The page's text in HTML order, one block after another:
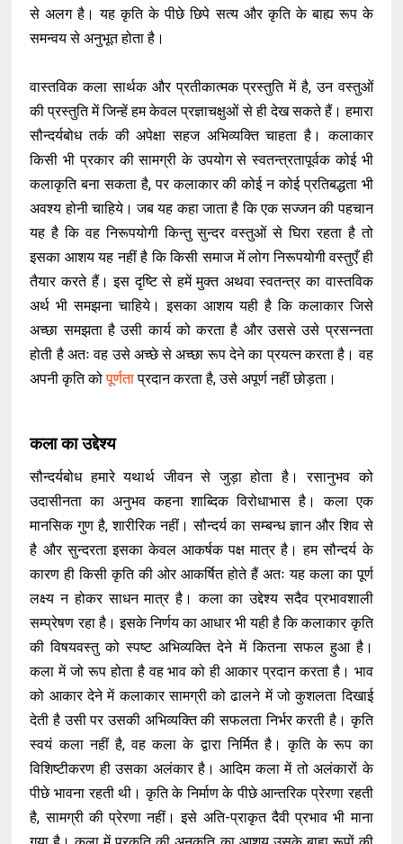
से अलग है। यह कृति के पीछे छिपे सत्य और कृति के बाह्य रूप के
समन्वय से अनुभूत होता है।
वास्तविक कला सार्थक और प्रतीकात्मक प्रस्तुति में है, उन वस्तुओं
की प्रस्तुति में जिन्हें हम केवल प्रज्ञाचक्षुओं से ही देख सकते हैं। हमारा
सौन्दर्यबोध तर्क की अपेक्षा सहज अभिव्यक्ति चाहता है। कलाकार
किसी भी प्रकार की सामग्री के उपयोग से स्वतन्त्रतापूर्वक कोई भी
कलाकृति बना सकता है, पर कलाकार की कोई न कोई प्रतिबद्धता भी
अवश्य होनी चाहिये। जब यह कहा जाता है कि एक सज्जन की पहचान
यह है कि वह निरूपयोगी किन्तु सुन्दर वस्तुओं से घिरा रहता है तो
इसका आशय यह नहीं है कि किसी समाज में लोग निरूपयोगी वस्तुएँ ही
तैयार करते हैं। इस दृष्टि से हमें मुक्त अथवा स्वतन्त्र का वास्तविक
अर्थ भी समझना चाहिये। इसका आशय यही है कि कलाकार जिसे
अच्छा समझता है उसी कार्य को करता है और उससे उसे प्रसन्नता
होती है अतः वह उसे अच्छे से अच्छा रूप देने का प्रयत्न करता है। वह
अपनी कृति कोपूर्णताप्रदान करता है, उसे अपूर्ण नहीं छोड़ता।
कला का उद्देश्य
सौन्दर्यबोध हमारे यथार्थ जीवन से जुड़ा होता है। रसानुभव को
उदासीनता का अनुभव कहना शाब्दिक विरोधाभास है। कला एक
मानसिक गुण है, शारीरिक नहीं। सौन्दर्य का सम्बन्ध ज्ञान और शिव से
है और सुन्दरता इसका केवल आकर्षक पक्ष मात्र है। हम सौन्दर्य के
कारण ही किसी कृति की ओर आकर्षित होते हैं अतः यह कला का पूर्ण
लक्ष्य न होकर साधन मात्र है। कला का उद्देश्य सदैव प्रभावशाली
सम्प्रेषण रहा है। इसके निर्णय का आधार भी यही है कि कलाकार कृति
की विषयवस्तु को स्पष्ट अभिव्यक्ति देने में कितना सफल हुआ है।
कला में जो रूप होता है वह भाव को ही आकार प्रदान करता है। भाव
को आकार देने में कलाकार सामग्री को ढालने में जो कुशलता दिखाई
देती है उसी पर उसकी अभिव्यक्ति की सफलता निर्भर करती है। कृति
स्वयं कला नहीं है, वह कला के द्वारा निर्मित है। कृति के रूप का
विशिष्टीकरण ही उसका अलंकार है। आदिम कला में तो अलंकारों के
पीछे भावना रहती थी। कृति के निर्माण के पीछे आन्तरिक प्रेरणा रहती
है, सामग्री की प्रेरणा नहीं। इसे अति-प्राकृत दैवी प्रभाव भी माना